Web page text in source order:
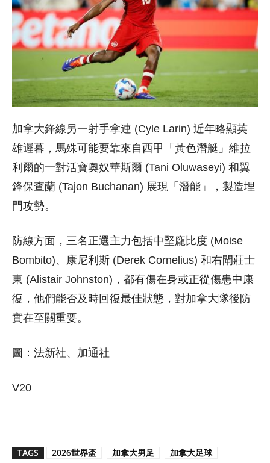
加拿大鋒線另一射手拿連 (Cyle Larin) 近年略顯英
雄遲暮，馬殊可能要靠來自西甲「黃色潛艇」維拉
利爾的一對活寶奧奴華斯爾 (Tani Oluwaseyi) 和翼
鋒保查蘭 (Tajon Buchanan) 展現「潛能」，製造埋
門攻勢。
防線方面，三名正選主力包括中堅龐比度 (Moise
Bombito)、康尼利斯 (Derek Cornelius) 和右閘莊士
東 (Alistair Johnston)，都有傷在身或正從傷患中康
復，他們能否及時回復最佳狀態，對加拿大隊後防
實在至關重要。
圖：法新社、加通社
V20
TAGS 2026世界盃 加拿大男足 加拿大足球